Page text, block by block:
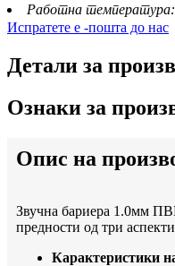
Работна температура:
Испратете е -пошта до нас
Детали за
Ознаки за
Опис на
Звучна бариера 1.0мм
предности од три
Карактеристики